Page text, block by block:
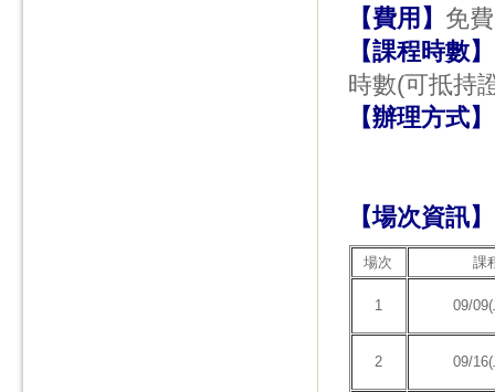
【費用】 免費
【課程時數】
時數(可抵持
【辦理方式】
【場次資訊】
場次 課
1 09/
2 09/